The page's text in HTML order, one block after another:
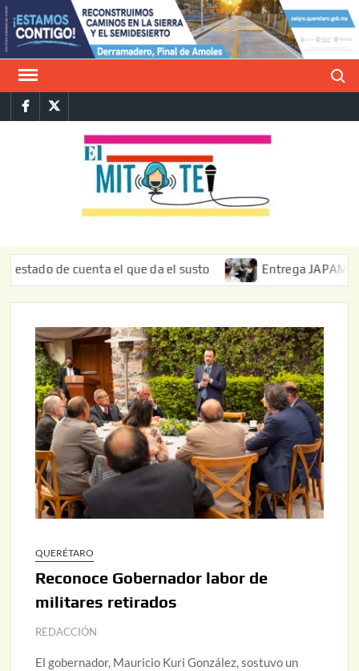
Saltar
al
contenido
FacebookTwitter
de cuenta el que da el susto Entrega JAPAM
QUERÉTARO
Reconoce Gobernador labor de
militares retirados
REDACCIÓN
El gobernador, Mauricio Kuri González, sostuvo un